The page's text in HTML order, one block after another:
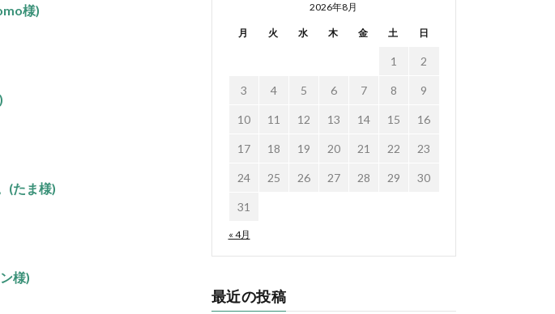
様)
(たま様)
様)
2026年8月
月 火 水 木 金 土 日
« 4月
1 2
3 4 5 6 7 8 9
10 11 12 13 14 15 16
17 18 19 20 21 22 23
24 25 26 27 28 29 30
31
最近の投稿